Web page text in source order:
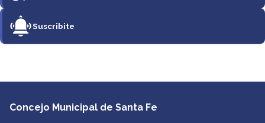
Suscribite
Concejo Municipal de Santa Fe